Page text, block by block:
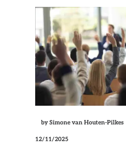
by Simone van Houten-Pilkes
12/11/2025